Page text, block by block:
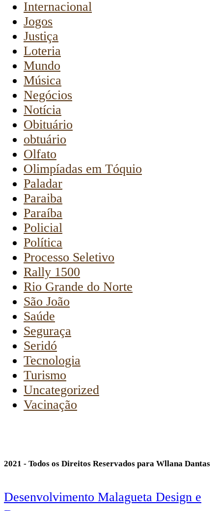
Internacional
Jogos
Justiça
Loteria
Mundo
Música
Negócios
Notícia
Obituário
obtuário
Olfato
Olimpíadas em Tóquio
Paladar
Paraiba
Paraíba
Policial
Política
Processo Seletivo
Rally 1500
Rio Grande do Norte
São João
Saúde
Seguraça
Seridó
Tecnologia
Turismo
Uncategorized
Vacinação
2021 - Todos os Direitos Reservados para Wllana Dantas
Desenvolvimento Malagueta Design e